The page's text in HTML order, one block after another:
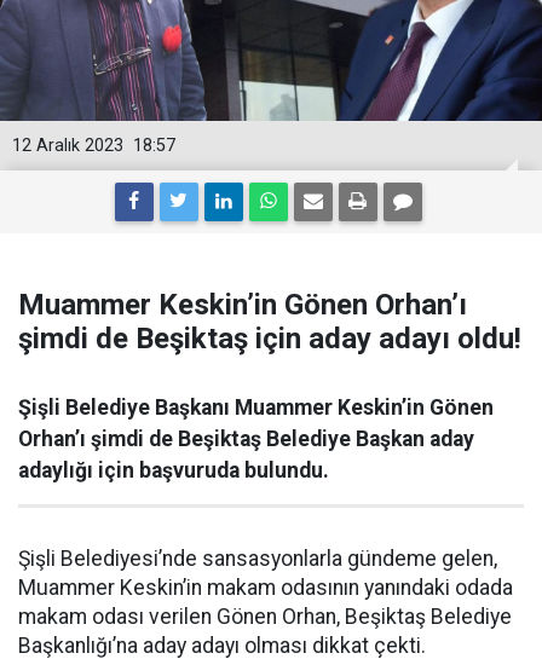
18:57
12 Aralık 2023
Muammer Keskin’in Gönen Orhan’ı
şimdi de Beşiktaş için aday adayı oldu!
Şişli Belediye Başkanı Muammer Keskin’in Gönen
Orhan’ı şimdi de Beşiktaş Belediye Başkan aday
adaylığı için başvuruda bulundu.
Şişli Belediyesi’nde sansasyonlarla gündeme gelen,
Muammer Keskin’in makam odasının yanındaki odada
makam odası verilen Gönen Orhan, Beşiktaş Belediye
Başkanlığı’na aday adayı olması dikkat çekti.